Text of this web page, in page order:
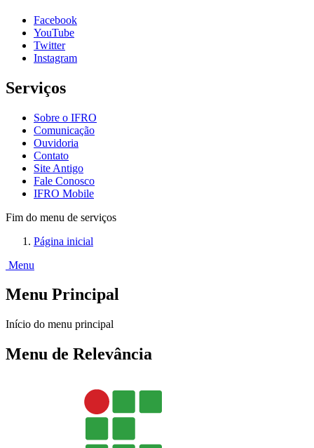
Facebook
YouTube
Twitter
Instagram
Serviços
Sobre o IFRO
Comunicação
Ouvidoria
Contato
Site Antigo
Fale Conosco
IFRO Mobile
Fim do menu de serviços
Página inicial
Menu
Menu Principal
Início do menu principal
Menu de Relevância